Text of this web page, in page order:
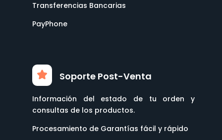
Transferencias Bancarias
PayPhone
Soporte Post-Venta
Información del estado de tu orden y
consultas de los productos.
Procesamiento de Garantías fácil y rápido